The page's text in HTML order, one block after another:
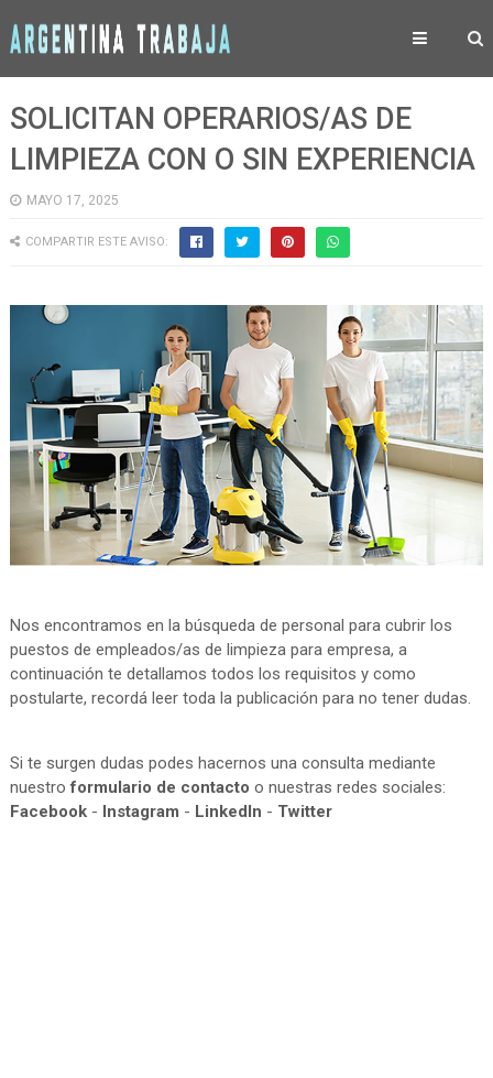
SOLICITAN OPERARIOS/AS DE
LIMPIEZA CON O SIN EXPERIENCIA
MAYO 17, 2025
COMPARTIR ESTE AVISO:
Nos encontramos en la búsqueda de personal para cubrir los
puestos de empleados/as de limpieza para empresa, a
continuación te detallamos todos los requisitos y como
postularte, recordá leer toda la publicación para no tener dudas.
Si te surgen dudas podes hacernos una consulta mediante
nuestroformulario de contacto o nuestras redes sociales:
Facebook- Instagram - LinkedIn - Twitter